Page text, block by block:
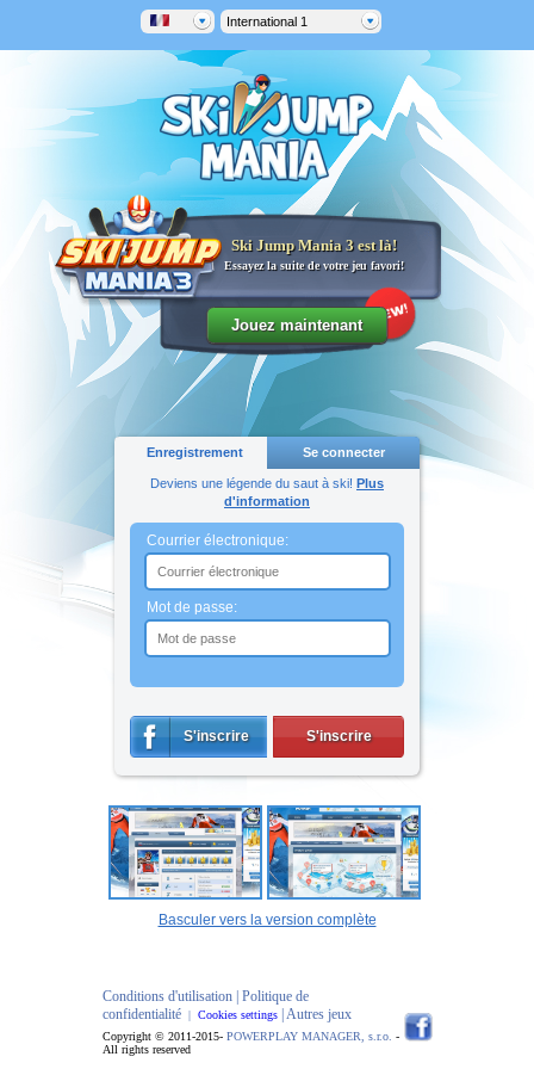
International 1
Ski Jump Mania 3 est là!
Essayez la suite de votre jeu favori!
Enregistrement Se connecter
Deviens une légende du saut à ski! Plus
d'information
Courrier électronique:
Mot de passe:
S'inscrire S'inscrire
Basculer vers la version complète
Conditions d'utilisation | Politique de
confidentialité| Cookies settings | Autres jeux
Copyright © 2011-2015- POWERPLAY MANAGER, s.r.o. -
All rights reserved